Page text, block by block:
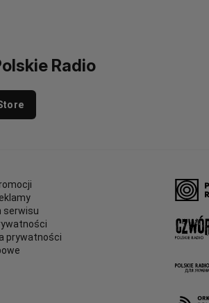
Radio
serwisu
prywatności